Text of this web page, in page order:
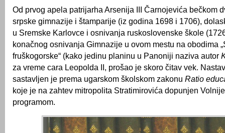
Od prvog apela patrijarha Arsenija III Čarnojevića bečkom
srpske gimnazije i štamparije (iz godina 1698 i 1706),
u Sremske Karlovce i osnivanja ruskoslovenske škole
konačnog osnivanja Gimnazije u ovom mestu na obodima
fruškogorske“ (kako jedinu planinu u Panoniji naziva autor
za vreme cara Leopolda II, prošao je skoro čitav vek.
sastavljen je prema ugarskom školskom zakonu Ratio
koje je na zahtev mitropolita Stratimirovića dopunjen
programom.